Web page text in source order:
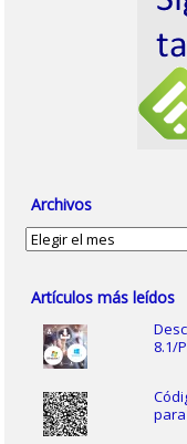
Archivos
Archivos
Artículos más leídos
8.1/